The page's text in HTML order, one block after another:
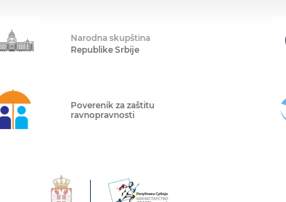
Narodna skupština
Republike Srbije
Poverenik za zaštitu
ravnopravnosti